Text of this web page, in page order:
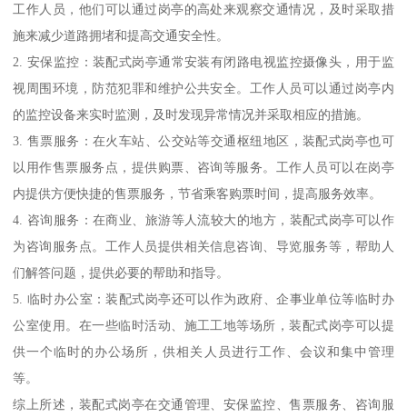
工作人员，他们可以通过岗亭的高处来观察交通情况，及时采取措
施来减少道路拥堵和提高交通安全性。
2. 安保监控：装配式岗亭通常安装有闭路电视监控摄像头，用于监
视周围环境，防范犯罪和维护公共安全。工作人员可以通过岗亭内
的监控设备来实时监测，及时发现异常情况并采取相应的措施。
3. 售票服务：在火车站、公交站等交通枢纽地区，装配式岗亭也可
以用作售票服务点，提供购票、咨询等服务。工作人员可以在岗亭
内提供方便快捷的售票服务，节省乘客购票时间，提高服务效率。
4. 咨询服务：在商业、旅游等人流较大的地方，装配式岗亭可以作
为咨询服务点。工作人员提供相关信息咨询、导览服务等，帮助人
们解答问题，提供必要的帮助和指导。
5. 临时办公室：装配式岗亭还可以作为政府、企事业单位等临时办
公室使用。在一些临时活动、施工工地等场所，装配式岗亭可以提
供一个临时的办公场所，供相关人员进行工作、会议和集中管理
等。
综上所述，装配式岗亭在交通管理、安保监控、售票服务、咨询服